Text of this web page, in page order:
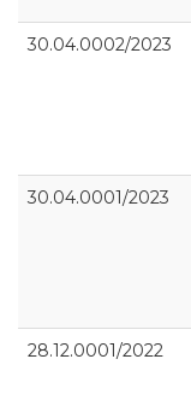
30.04.0002/2023
30.04.0001/2023
28.12.0001/2022